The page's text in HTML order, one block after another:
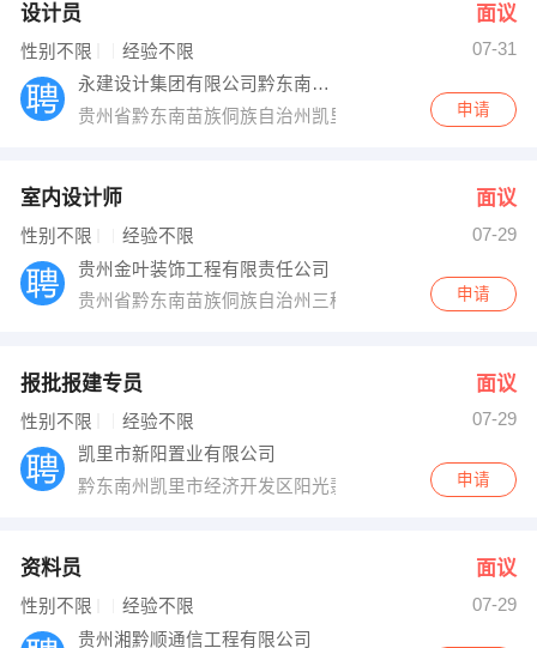
设计员 面议
性别不限 经验不限
07-31
永建设计集团有限公司黔东南分公司
贵州省黔东南苗族侗族自治州凯里市宁波路5号
申请
室内设计师 面议
性别不限 经验不限
07-29
贵州金叶装饰工程有限责任公司
贵州省黔东南苗族侗族自治州三穗县景怡苑二期6栋楼一
申请
报批报建专员 面议
性别不限 经验不限
07-29
凯里市新阳置业有限公司
黔东南州凯里市经济开发区阳光翡翠豪庭
申请
资料员 面议
性别不限 经验不限
07-29
贵州湘黔顺通信工程有限公司